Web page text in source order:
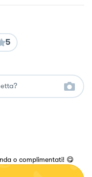
5
o complimentati! 😋